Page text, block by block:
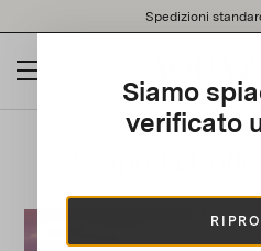
note:
website
an
Spedizioni
Siamo
verificato